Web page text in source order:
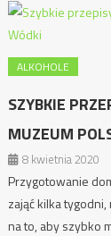
ALKOHOLE
SZYBKIE
MUZEUM
8 kwietnia 2020
Przygotowanie
zająć kilka
na to, aby szybko